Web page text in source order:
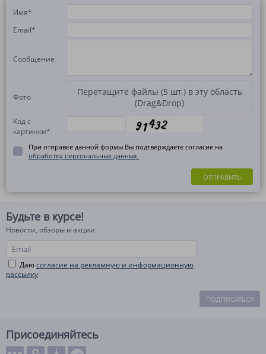
Имя*
Email*
Сообщение
Фото
Перетащите файлы (5 шт.) в эту область
(Drag&Drop)
Код с
картинки*
При отправке данной формы Вы подтверждаете согласие на
обработку персональных данных.
ОТПРАВИТЬ
Будьте в курсе!
Новости, обзоры и акции
Даюсогласие на рекламную и информационную
рассылку
ПОДПИСАТЬСЯ
Присоединяйтесь